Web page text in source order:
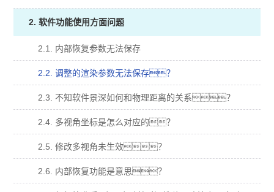
2. 软件功能使用方面问题
2.1. 内部恢复参数无法保存
2.2. 调整的渲染参数无法保存？
2.3. 不知软件景深如何和物理距离的关系？
2.4. 多视角坐标是怎么对应的？
2.5. 修改多视角未生效？
2.6. 内部恢复功能是意思？